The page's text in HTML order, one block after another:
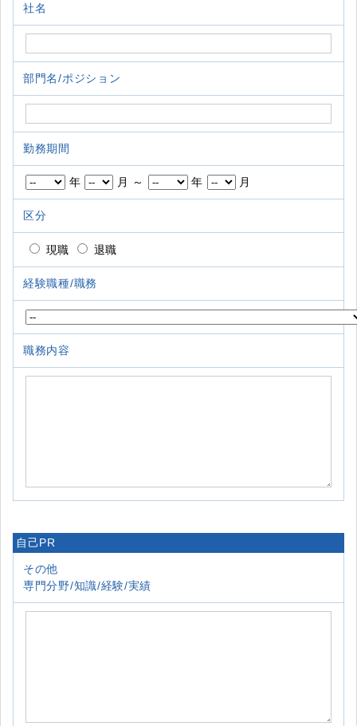
社名
部門名/ポジション
勤務期間
年 月 ～ 年 月
区分
現職 退職
経験職種/職務
職務内容
自己PR
その他
専門分野/知識/経験/実績